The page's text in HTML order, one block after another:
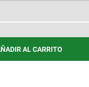
AL CARRITO